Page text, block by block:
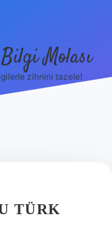
Molası
zihnini tazele!
TÜRK